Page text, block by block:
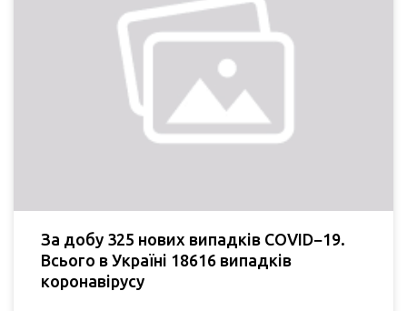
За добу 325 нових випадків COVID−19.
Всього в Україні 18616 випадків
коронавірусу